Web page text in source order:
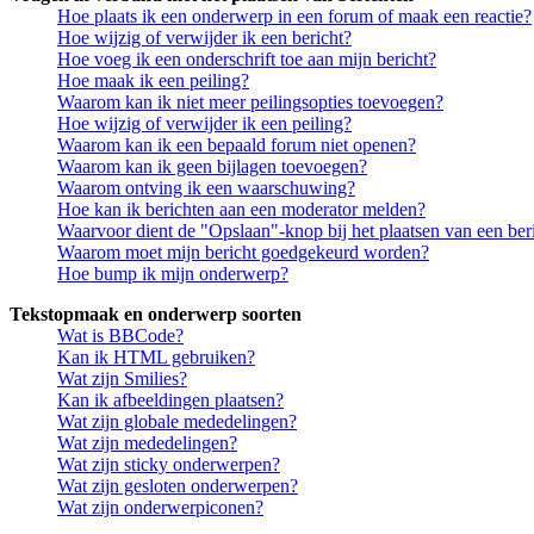
Hoe plaats ik een onderwerp in een forum of maak een reactie?
Hoe wijzig of verwijder ik een bericht?
Hoe voeg ik een onderschrift toe aan mijn bericht?
Hoe maak ik een peiling?
Waarom kan ik niet meer peilingsopties toevoegen?
Hoe wijzig of verwijder ik een peiling?
Waarom kan ik een bepaald forum niet openen?
Waarom kan ik geen bijlagen toevoegen?
Waarom ontving ik een waarschuwing?
Hoe kan ik berichten aan een moderator melden?
Waarvoor dient de "Opslaan"-knop bij het plaatsen van een
Waarom moet mijn bericht goedgekeurd worden?
Hoe bump ik mijn onderwerp?
Tekstopmaak en onderwerp soorten
Wat is BBCode?
Kan ik HTML gebruiken?
Wat zijn Smilies?
Kan ik afbeeldingen plaatsen?
Wat zijn globale mededelingen?
Wat zijn mededelingen?
Wat zijn sticky onderwerpen?
Wat zijn gesloten onderwerpen?
Wat zijn onderwerpiconen?